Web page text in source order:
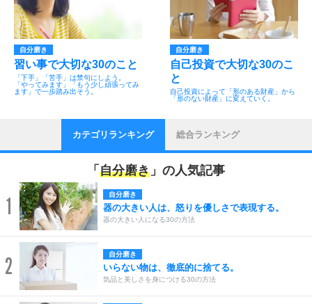
自分磨き
習い事で大切な30のこと
「下手」「苦手」は禁句にしよう。
「やってみます」「もう少し頑張ってみ
ます」で一歩踏み出そう。
自分磨き
自己投資で大切な30のこ
と
自己投資によって「形のある財産」から
「形のない財産」に変えていく。
カテゴリランキング 総合ランキング
「 自分磨き 」の人気記事
1 自分磨き
器の大きい人は、怒りを優しさで表現する。
器の大きい人になる30の方法
2 自分磨き
いらない物は、徹底的に捨てる。
気品と美しさを身につける30の方法